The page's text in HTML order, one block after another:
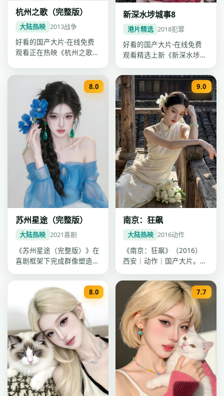
杭州之歌（完整版）
大陆热映 2013战争
好看的国产大片-在线免费
观看正在热映《杭州之歌
新深水埗城事8
港片精选 2018犯罪
好看的国产大片-在线免费
观看精选上新《新深水埗城
产大…
8.0
苏州星途（完整版）
大陆热映 2021喜剧
《苏州星途（完整版）》在
喜剧框架下完成群像塑造，
2021年…
9.0
南京：狂飙
大陆热映 2016动作
《南京：狂飙》（2016）
西安｜动作｜国产大片。导
涛、肖战…
8.0 7.7